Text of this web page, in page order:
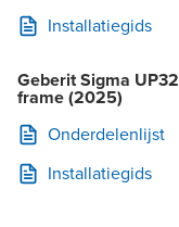
Installatiegids
Geberit Sigma
frame (2025)
Onderdelenlijst
Installatiegids